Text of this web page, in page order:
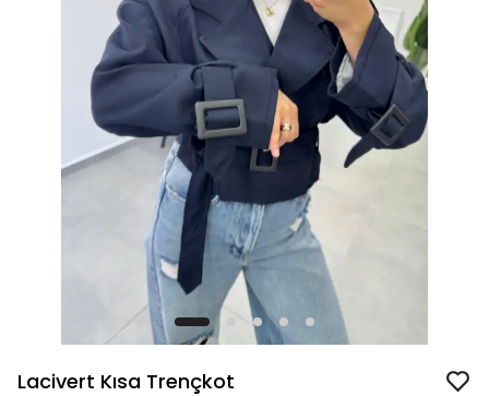
Lacivert Kısa Trençkot